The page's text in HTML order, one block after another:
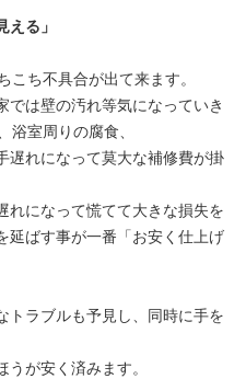
える」
こち不具合が出て来ます。
では壁の汚れ等気になっていき
浴室周りの腐食、
遅れになって莫大な補修費が掛
れになって慌てて大きな損失を
延ばす事が一番「お安く仕上げ
トラブルも予見し、同時に手を
が安く済みます。